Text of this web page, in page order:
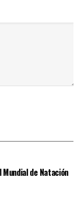
de Natación